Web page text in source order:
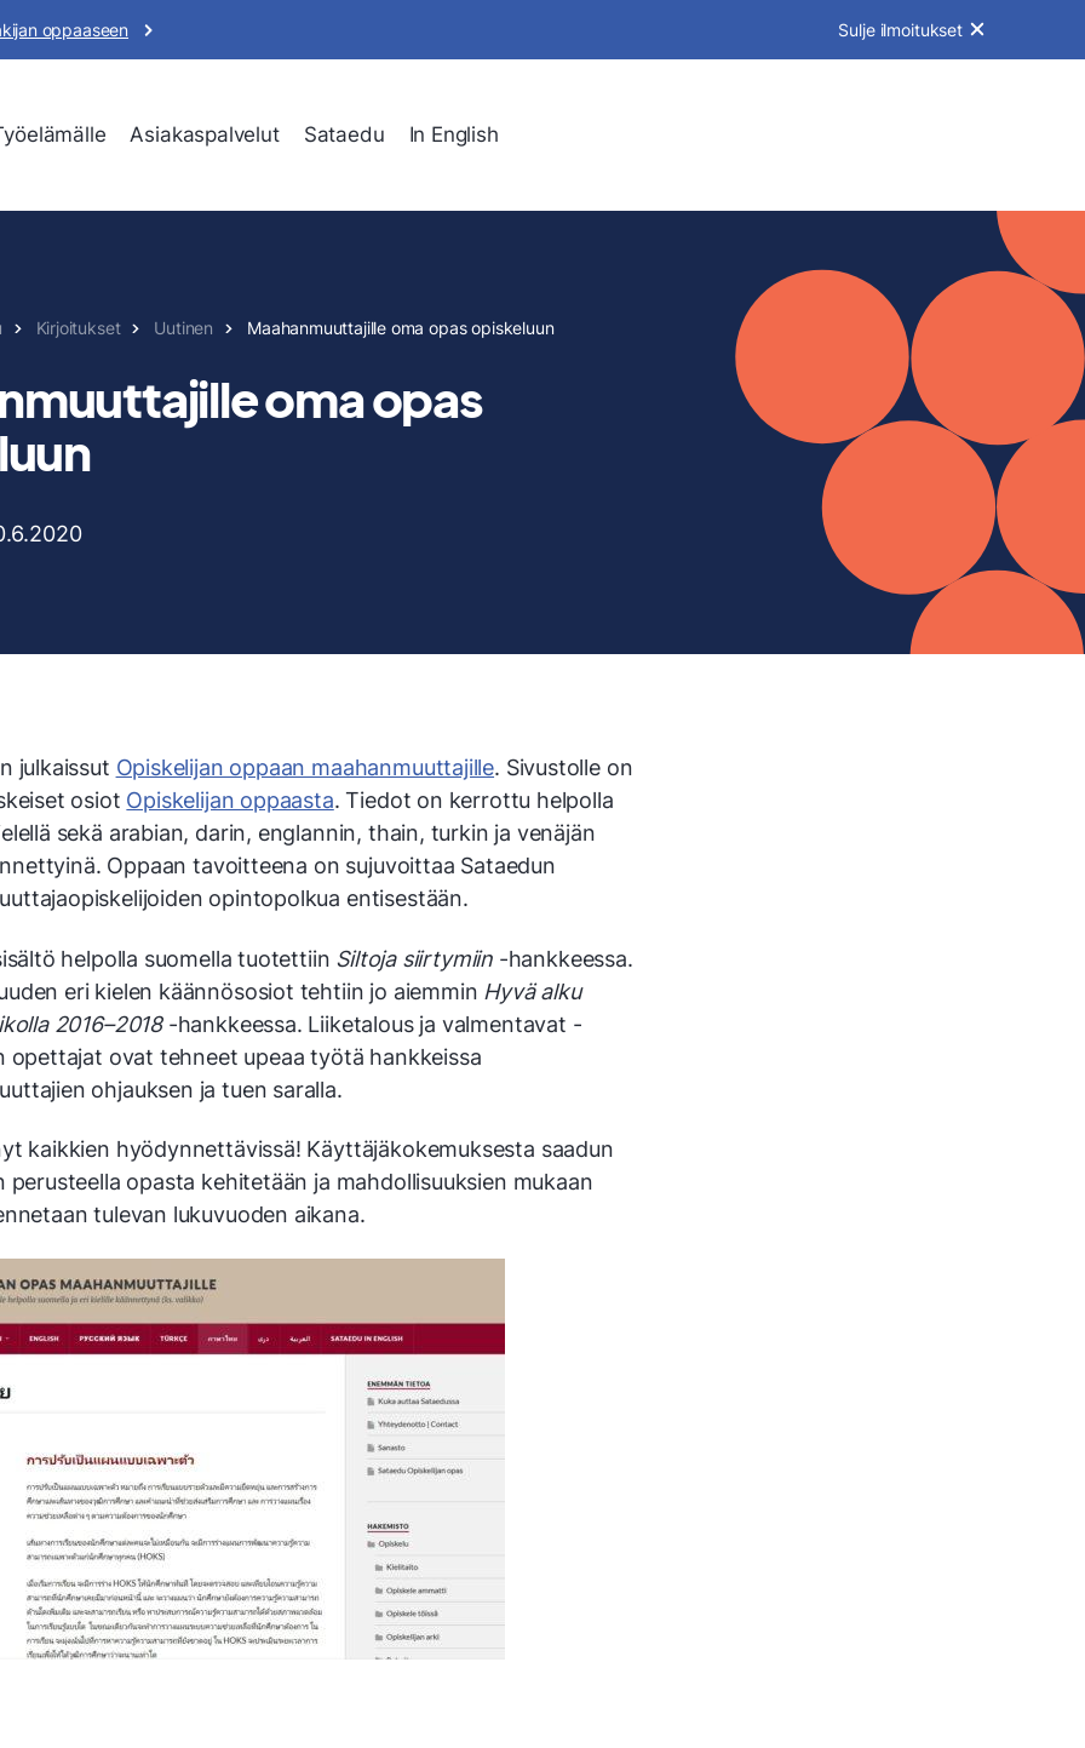
oppaaseen Sulje ilmoitukset
Asiakaspalvelut Sataedu In English
Kirjoitukset Uutinen Maahanmuuttajille oma opas opiskeluun
oma opas
julkaissut Opiskelijan oppaan maahanmuuttajille. Sivustolle on
osiot Opiskelijan oppaasta. Tiedot on kerrottu helpolla
sekä arabian, darin, englannin, thain, turkin ja venäjän
Oppaan tavoitteena on sujuvoittaa Sataedun
opintopolkua entisestään.
helpolla suomella tuotettiin Siltoja siirtymiin -hankkeessa.
eri kielen käännösosiot tehtiin jo aiemmin Hyvä alku
2016–2018 -hankkeessa. Liiketalous ja valmentavat -
opettajat ovat tehneet upeaa työtä hankkeissa
ohjauksen ja tuen saralla.
kaikkien hyödynnettävissä! Käyttäjäkokemuksesta saadun
perusteella opasta kehitetään ja mahdollisuuksien mukaan
tulevan lukuvuoden aikana.